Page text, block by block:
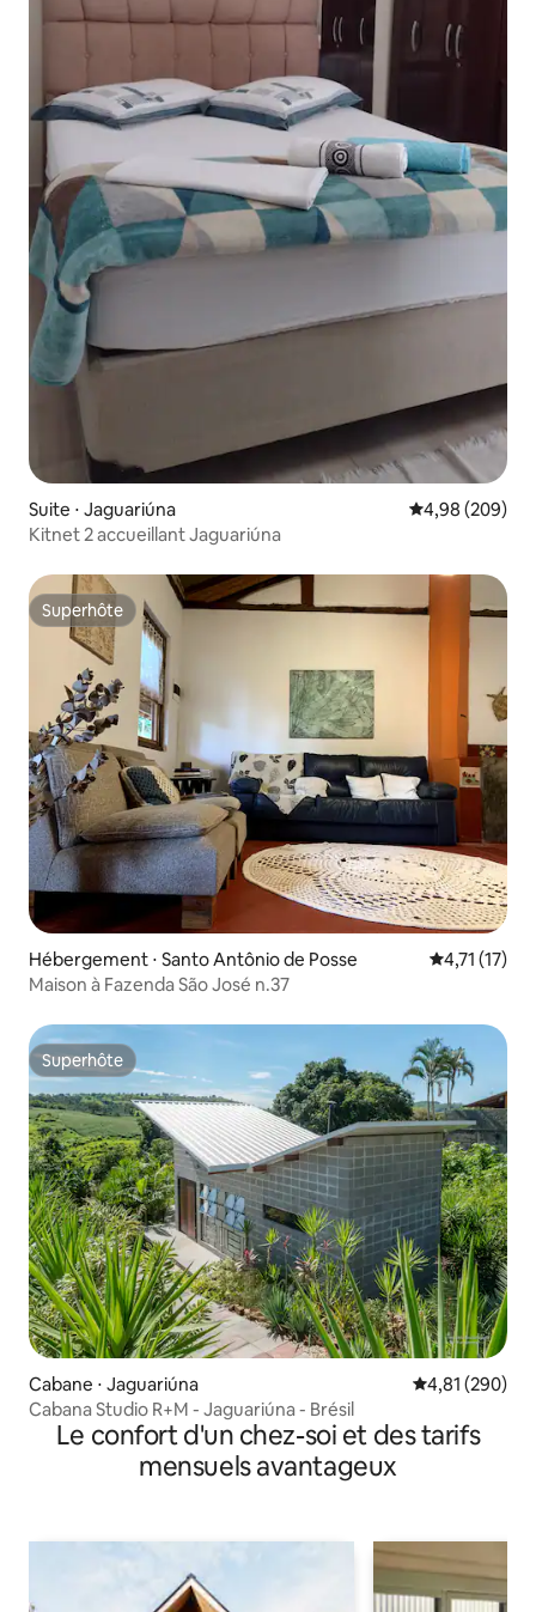
Suite ⋅ Jaguariúna Évaluation
4,98 (209)
Kitnet 2 accueillant Jaguariúna
Superhôte
Superhôte
Hébergement ⋅ Santo Antônio de Posse Évaluation
4,71 (17)
Maison à Fazenda São José n.37
Superhôte
Superhôte
Cabane ⋅ Jaguariúna Évaluation
4,81 (290)
Cabana Studio R+M - Jaguariúna - Brésil
Le confort d'un chez-soi et des tarifs
mensuels avantageux